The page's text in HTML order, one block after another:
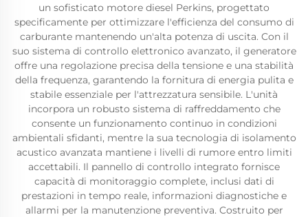
un sofisticato motore diesel Perkins, progettato
specificamente per ottimizzare l'efficienza del consumo di
carburante mantenendo un'alta potenza di uscita. Con il
suo sistema di controllo elettronico avanzato, il generatore
offre una regolazione precisa della tensione e una stabilità
della frequenza, garantendo la fornitura di energia pulita e
stabile essenziale per l'attrezzatura sensibile. L'unità
incorpora un robusto sistema di raffreddamento che
consente un funzionamento continuo in condizioni
ambientali sfidanti, mentre la sua tecnologia di isolamento
acustico avanzata mantiene i livelli di rumore entro limiti
accettabili. Il pannello di controllo integrato fornisce
capacità di monitoraggio complete, inclusi dati di
prestazioni in tempo reale, informazioni diagnostiche e
allarmi per la manutenzione preventiva. Costruito per